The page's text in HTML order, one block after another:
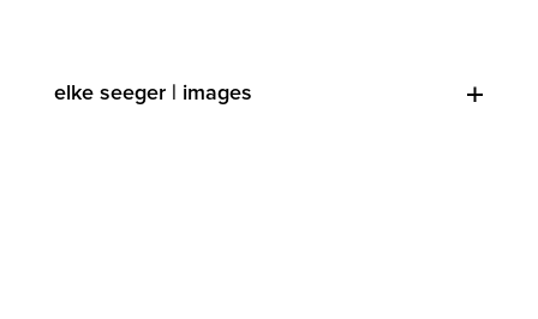
elke seeger | images